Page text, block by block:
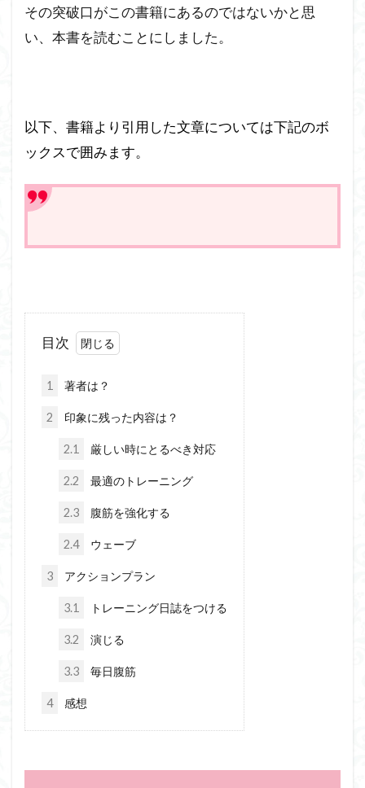
その突破口がこの書籍にあるのではないかと思
い、本書を読むことにしました。
以下、書籍より引用した文章については下記のボ
ックスで囲みます。
目次
1 著者は？
2 印象に残った内容は？
2.1 厳しい時にとるべき対応
2.2 最適のトレーニング
2.3 腹筋を強化する
2.4 ウェーブ
3 アクションプラン
3.1 トレーニング日誌をつける
3.2 演じる
3.3 毎日腹筋
4 感想